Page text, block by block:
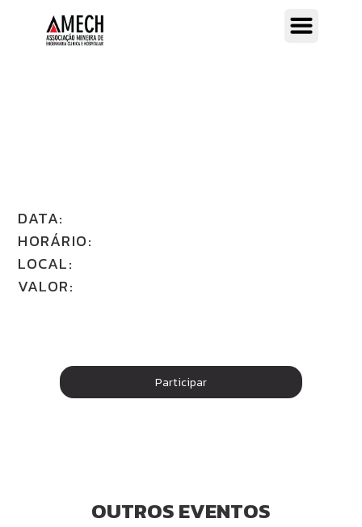
DATA:
HORÁRIO:
LOCAL:
VALOR:
Participar
OUTROS EVENTOS